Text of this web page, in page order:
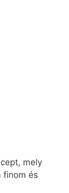
mely
finom és